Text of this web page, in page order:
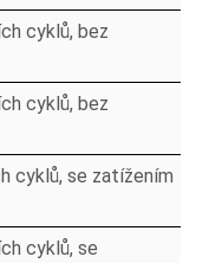
cyklů, bez
cyklů, bez
cyklů, se zatížením
cyklů, se